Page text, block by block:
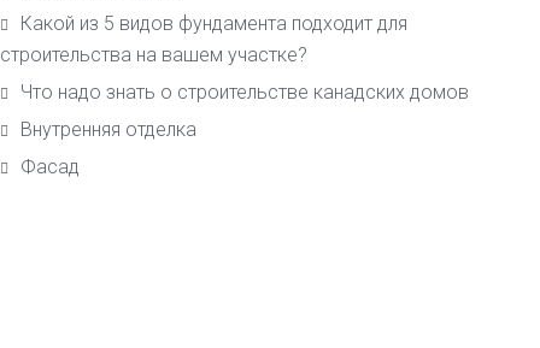
Какой из 5 видов фундамента подходит для
строительства на вашем участке?
Что надо знать о строительстве канадских домов
Внутренняя отделка
Фасад